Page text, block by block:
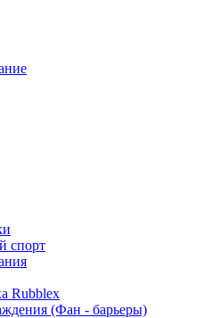
спорт
Rubblex
(Фан - барьеры)